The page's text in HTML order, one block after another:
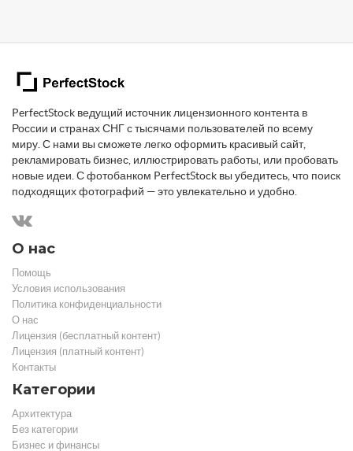
PerfectStock ведущий источник лицензионного контента в
России и странах СНГ с тысячами пользователей по всему
миру. С нами вы сможете легко оформить красивый сайт,
рекламировать бизнес, иллюстрировать работы, или пробовать
новые идеи. С фотобанком PerfectStock вы убедитесь, что поиск
подходящих фотографий — это увлекательно и удобно.
О нас
Помощь
Условия использования
Политика конфиденциальности
О нас
Лицензия (бесплатный контент)
Лицензия (платный контент)
Контакты
Категории
Архитектура
Без категории
Бизнес и финансы